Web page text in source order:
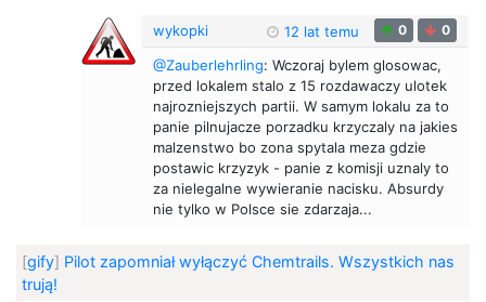
wykopki 12 lat temu 0 0
@Zauberlehrling: Wczoraj bylem glosowac,
przed lokalem stalo z 15 rozdawaczy ulotek
najrozniejszych partii. W samym lokalu za to
panie pilnujacze porzadku krzyczaly na jakies
malzenstwo bo zona spytala meza gdzie
postawic krzyzyk - panie z komisji uznaly to
za nielegalne wywieranie nacisku. Absurdy
nie tylko w Polsce sie zdarzaja...
[gify] Pilot zapomniał wyłączyć Chemtrails. Wszystkich nas
trują!